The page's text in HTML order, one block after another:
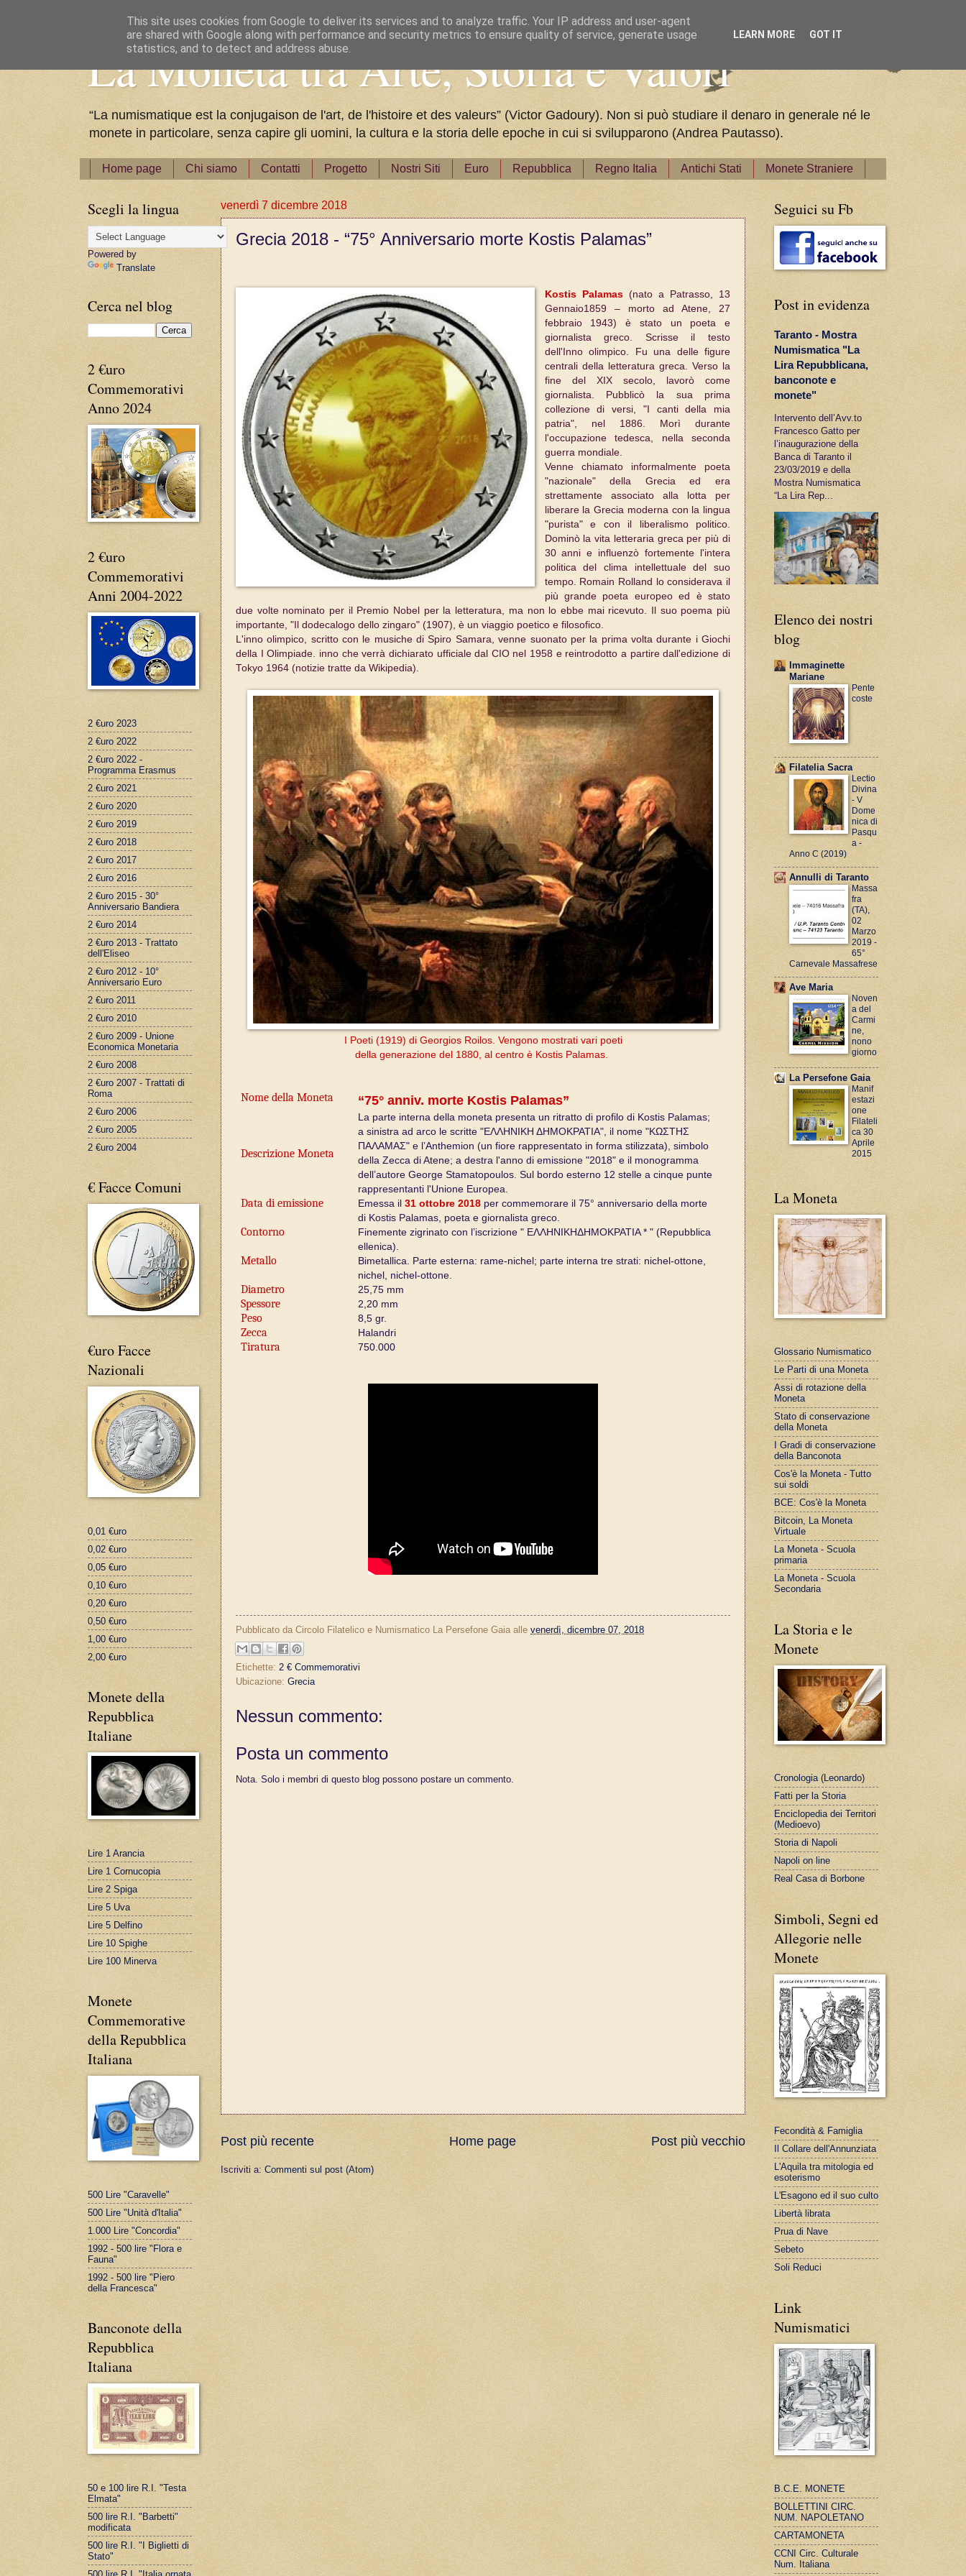
La Moneta tra Arte, Storia e Valori
“La numismatique est la conjugaison de l'art, de l'histoire et des valeurs” (Victor Gadoury). Non si può studiare il denaro in generale né le
monete in particolare, senza capire gli uomini, la cultura e la storia delle epoche in cui si svilupparono (Andrea Pautasso).
Home page Chi siamo Contatti Progetto Nostri Siti Euro Repubblica Regno Italia Antichi Stati Monete Straniere
venerdì 7 dicembre 2018
Grecia 2018 - “75° Anniversario morte Kostis Palamas”
Kostis Palamas (nato a Patrasso, 13
Gennaio1859 – morto ad Atene, 27
febbraio 1943) è stato un poeta e
giornalista greco. Scrisse il testo
dell'Inno olimpico. Fu una delle figure
centrali della letteratura greca. Verso la
fine del XIX secolo, lavorò come
giornalista. Pubblicò la sua prima
collezione di versi, "I canti della mia
patria", nel 1886. Morì durante
l'occupazione tedesca, nella seconda
guerra mondiale.
Venne chiamato informalmente poeta
"nazionale" della Grecia ed era
strettamente associato alla lotta per
liberare la Grecia moderna con la lingua
"purista" e con il liberalismo politico.
Dominò la vita letteraria greca per più di
30 anni e influenzò fortemente l'intera
politica del clima intellettuale del suo
tempo. Romain Rolland lo considerava il
più grande poeta europeo ed è stato
due volte nominato per il Premio Nobel per la letteratura, ma non lo ebbe mai ricevuto. Il suo poema più
importante, "Il dodecalogo dello zingaro" (1907), è un viaggio poetico e filosofico.
L'inno olimpico, scritto con le musiche di Spiro Samara, venne suonato per la prima volta durante i Giochi
della I Olimpiade. inno che verrà dichiarato ufficiale dal CIO nel 1958 e reintrodotto a partire dall'edizione di
Tokyo 1964 (notizie tratte da Wikipedia).
I Poeti (1919) di Georgios Roilos. Vengono mostrati vari poeti
della generazione del 1880, al centro è Kostis Palamas.
Nome della Moneta “75° anniv. morte Kostis Palamas”
Descrizione Moneta
La parte interna della moneta presenta un ritratto di profilo di Kostis Palamas;
a sinistra ad arco le scritte "ΕΛΛΗΝΙΚΗ ΔΗΜΟΚΡΑΤΙΑ", il nome "ΚΩΣΤΗΣ
ΠΑΛΑΜΑΣ" e l’Anthemion (un fiore rappresentato in forma stilizzata), simbolo
della Zecca di Atene; a destra l'anno di emissione "2018" e il monogramma
dell’autore George Stamatopoulos. Sul bordo esterno 12 stelle a cinque punte
rappresentanti l'Unione Europea.
Data di emissione Emessa il31 ottobre 2018 per commemorare il 75° anniversario della morte
di Kostis Palamas, poeta e giornalista greco.
Contorno
Finemente zigrinato con l’iscrizione " ΕΛΛΗΝΙΚΗΔΗΜΟΚΡΑΤΙΑ * " (Repubblica
ellenica).
Metallo
Bimetallica. Parte esterna: rame-nichel; parte interna tre strati: nichel-ottone,
nichel, nichel-ottone.
Diametro 25,75 mm
Spessore 2,20 mm
Peso 8,5 gr.
Zecca Halandri
Tiratura 750.000
Pubblicato da Circolo Filatelico e Numismatico La Persefone Gaia alle venerdì, dicembre 07, 2018
Etichette: 2 € Commemorativi
Ubicazione: Grecia
Nessun commento:
Posta un commento
Nota. Solo i membri di questo blog possono postare un commento.
Post più recente Post più vecchio
Home page
Iscriviti a: Commenti sul post (Atom)
Scegli la lingua
Powered by
Translate
Cerca nel blog
2 €uro
Commemorativi
Anno 2024
2 €uro
Commemorativi
Anni 2004-2022
2 €uro 2023
2 €uro 2022
2 €uro 2022 -
Programma Erasmus
2 €uro 2021
2 €uro 2020
2 €uro 2019
2 €uro 2018
2 €uro 2017
2 €uro 2016
2 €uro 2015 - 30°
Anniversario Bandiera
2 €uro 2014
2 €uro 2013 - Trattato
dell'Eliseo
2 €uro 2012 - 10°
Anniversario Euro
2 €uro 2011
2 €uro 2010
2 €uro 2009 - Unione
Economica Monetaria
2 €uro 2008
2 €uro 2007 - Trattati di
Roma
2 €uro 2006
2 €uro 2005
2 €uro 2004
€ Facce Comuni
€uro Facce
Nazionali
0,01 €uro
0,02 €uro
0,05 €uro
0,10 €uro
0,20 €uro
0,50 €uro
1,00 €uro
2,00 €uro
Monete della
Repubblica
Italiane
Lire 1 Arancia
Lire 1 Cornucopia
Lire 2 Spiga
Lire 5 Uva
Lire 5 Delfino
Lire 10 Spighe
Lire 100 Minerva
Monete
Commemorative
della Repubblica
Italiana
500 Lire "Caravelle"
500 Lire "Unità d'Italia"
1.000 Lire "Concordia"
1992 - 500 lire "Flora e
Fauna"
1992 - 500 lire "Piero
della Francesca"
Banconote della
Repubblica
Italiana
50 e 100 lire R.I. "Testa
Elmata"
500 lire R.I. "Barbetti"
modificata
500 lire R.I. "I Biglietti di
Stato"
500 lire R.I. "Italia ornata
Seguici su Fb
Post in evidenza
Taranto - Mostra
Numismatica "La
Lira Repubblicana,
banconote e
monete"
Intervento dell’Avv.to
Francesco Gatto per
l’inaugurazione della
Banca di Taranto il
23/03/2019 e della
Mostra Numismatica
“La Lira Rep...
Elenco dei nostri
blog
Immaginette
Mariane
Pente
coste
Filatelia Sacra
Lectio
Divina
- V
Dome
nica di
Pasqu
a -
Anno C (2019)
Annulli di Taranto
Massa
fra
(TA),
02
Marzo
2019 -
65°
Carnevale Massafrese
Ave Maria
Noven
a del
Carmi
ne,
nono
giorno
La Persefone Gaia
Manif
estazi
one
Filateli
ca 30
Aprile
2015
La Moneta
Glossario Numismatico
Le Parti di una Moneta
Assi di rotazione della
Moneta
Stato di conservazione
della Moneta
I Gradi di conservazione
della Banconota
Cos'è la Moneta - Tutto
sui soldi
BCE: Cos'è la Moneta
Bitcoin, La Moneta
Virtuale
La Moneta - Scuola
primaria
La Moneta - Scuola
Secondaria
La Storia e le
Monete
Cronologia (Leonardo)
Fatti per la Storia
Enciclopedia dei Territori
(Medioevo)
Storia di Napoli
Napoli on line
Real Casa di Borbone
Simboli, Segni ed
Allegorie nelle
Monete
Fecondità & Famiglia
Il Collare dell'Annunziata
L'Aquila tra mitologia ed
esoterismo
L'Esagono ed il suo culto
Libertà librata
Prua di Nave
Sebeto
Soli Reduci
Link
Numismatici
B.C.E. MONETE
BOLLETTINI CIRC.
NUM. NAPOLETANO
CARTAMONETA
CCNI Circ. Culturale
Num. Italiana
This site uses cookies from Google to deliver its services and to analyze traffic. Your IP address and user-agent
are shared with Google along with performance and security metrics to ensure quality of service, generate usage
statistics, and to detect and address abuse.
LEARN MORE GOT IT